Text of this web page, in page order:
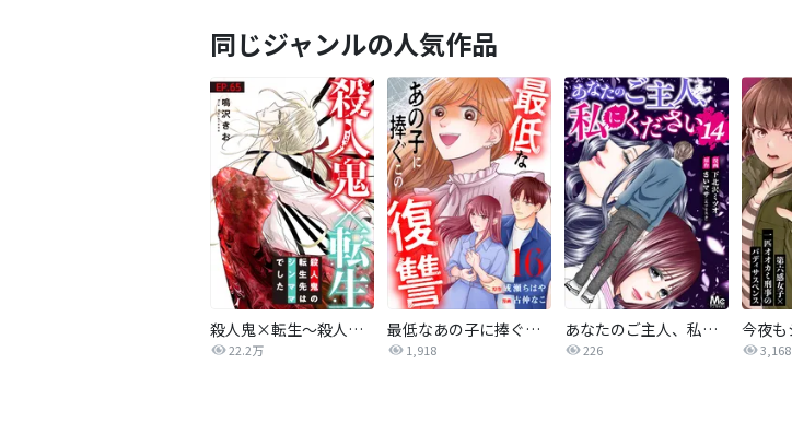
同じジャンルの人気作品
殺人鬼×転生～殺人鬼の転生先はシンママでした～
22.2万
最低なあの子に捧ぐこの復讐 分冊版
1,918
あなたのご主人、私にください
226 3,168